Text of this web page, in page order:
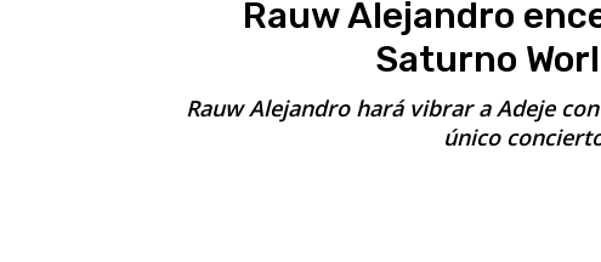
Rauw Alejandro
Saturno
Rauw Alejandro hará vibrar a Adeje
único